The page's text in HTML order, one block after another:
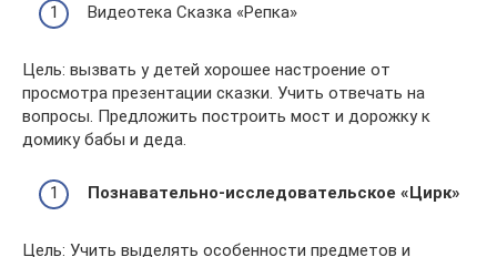
Видеотека Сказка «Репка»
Цель: вызвать у детей хорошее настроение от
просмотра презентации сказки. Учить отвечать на
вопросы. Предложить построить мост и дорожку к
домику бабы и деда.
Познавательно-исследовательское «Цирк»
Цель: Учить выделять особенности предметов и